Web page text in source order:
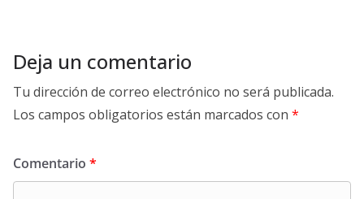
Deja un comentario
Tu dirección de correo electrónico no será publicada.
Los campos obligatorios están marcados con *
Comentario *